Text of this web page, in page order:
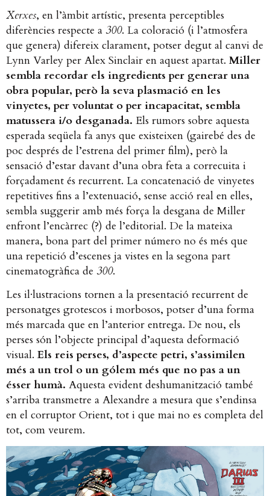
Xerxes, en l’àmbit artístic, presenta perceptibles
diferències respecte a 300. La coloració (i l’atmosfera
que genera) difereix clarament, potser degut al canvi de
Lynn Varley per Alex Sinclair en aquest apartat. Miller
sembla recordar els ingredients per generar una
obra popular, però la seva plasmació en les
vinyetes, per voluntat o per incapacitat, sembla
matussera i/o desganada. Els rumors sobre aquesta
esperada seqüela fa anys que existeixen (gairebé des de
poc després de l’estrena del primer film), però la
sensació d’estar davant d’una obra feta a correcuita i
forçadament és recurrent. La concatenació de vinyetes
repetitives fins a l’extenuació, sense acció real en elles,
sembla suggerir amb més força la desgana de Miller
enfront l’encàrrec (?) de l’editorial. De la mateixa
manera, bona part del primer número no és més que
una repetició d’escenes ja vistes en la segona part
cinematogràfica de 300.
Les il·lustracions tornen a la presentació recurrent de
personatges grotescos i morbosos, potser d’una forma
més marcada que en l’anterior entrega. De nou, els
perses són l’objecte principal d’aquesta deformació
visual.Els reis perses, d’aspecte petri, s’assimilen
més a un trol o un gólem més que no pas a un
ésser humà. Aquesta evident deshumanització també
s’arriba transmetre a Alexandre a mesura que s’endinsa
en el corruptor Orient, tot i que mai no es completa del
tot, com veurem.